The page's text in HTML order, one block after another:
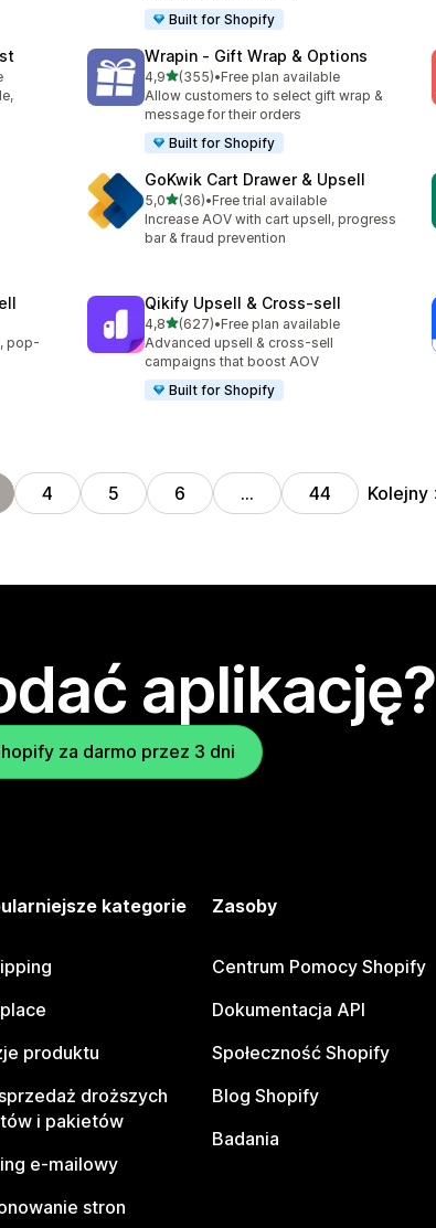
Built for Shopify
Wrapin ‑ Gift Wrap & Options
4,9na 5 gwiazdek
(355)
Łączna liczba recenzji: 355
•Free plan available
Allow customers to select gift wrap &
message for their orders
Built for Shopify
GoKwik Cart Drawer & Upsell
5,0na 5 gwiazdek
(36)
Łączna liczba recenzji: 36
•Free trial available
Increase AOV with cart upsell, progress
bar & fraud prevention
pop-
Qikify Upsell & Cross‑sell
4,8na 5 gwiazdek
(627)
Łączna liczba recenzji: 627
•Free plan available
Advanced upsell & cross-sell
campaigns that boost AOV
Built for Shopify
4 5 6 … 44 Kolejny
aplikację?
za darmo przez 3 dni
kategorie
produktu
droższych
i pakietów
e-mailowy
stron
Zasoby
Centrum Pomocy Shopify
Dokumentacja API
Społeczność Shopify
Blog Shopify
Badania